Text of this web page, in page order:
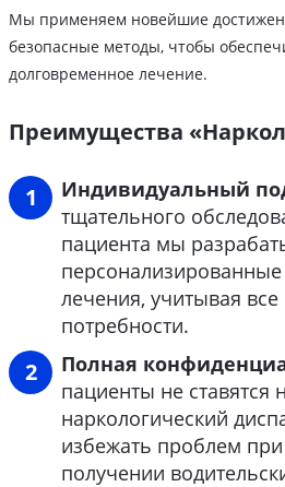
Мы применяем новейшие
безопасные методы, чтобы
долговременное лечение.
Преимущества
Индивидуальный
тщательного
пациента мы
лечения, учитывая
потребности.
Полная
пациенты не ставятся
наркологический
избежать проблем при
получении